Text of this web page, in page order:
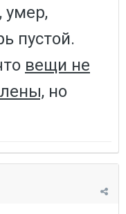
умер,
пустой.
вещи не
но